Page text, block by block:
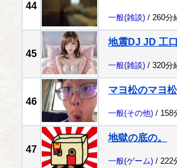
44
一般(雑談) / 260分
45
地震DJ JD 工
一般(雑談) / 320分
46
マヨ松のマヨ
一般(その他) / 158
47
地獄の底の。
一般(ゲーム) / 222